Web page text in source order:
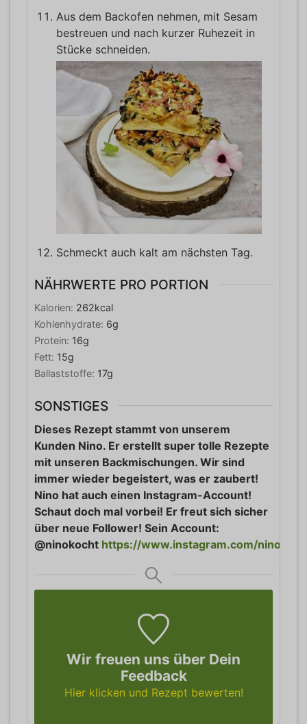
Aus dem Backofen nehmen, mit Sesam
bestreuen und nach kurzer Ruhezeit in
Stücke schneiden.
Schmeckt auch kalt am nächsten Tag.
NÄHRWERTE PRO PORTION
Kalorien: 262kcal
Kohlenhydrate: 6g
Protein: 16g
Fett: 15g
Ballaststoffe: 17g
SONSTIGES
Dieses Rezept stammt von unserem
Kunden Nino. Er erstellt super tolle Rezepte
mit unseren Backmischungen. Wir sind
immer wieder begeistert, was er zaubert!
Nino hat auch einen Instagram-Account!
Schaut doch mal vorbei! Er freut sich sicher
über neue Follower! Sein Account:
@ninokocht https://www.instagram.com/
Wir freuen uns über Dein
Feedback
Hier klicken und Rezept bewerten!